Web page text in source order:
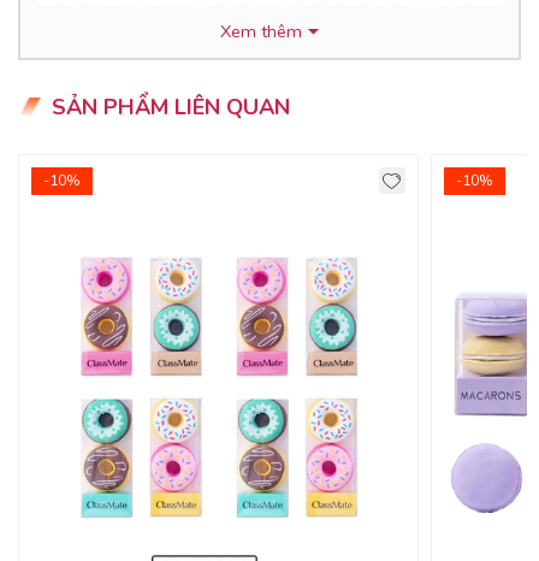
sạch các vết chì đen mà không gây rách giấy, không làm
- Thiết kế lớn hơn cho thời gian sử dụng lâu hơn.
- Được bọc một lớp giấy chắc chắn bảo vệ bên ngoài để
- Là sản phẩm được yêu thích và tin dùng trong học tập và
trong văn phòng.
- Chất liệu an toàn tuyệt đối kể cả với trẻ em.
HƯỚNG DẪN BẢO QUẢN
- Cất tẩy vào hộp sau khi sử dụng.
- Để tẩy ở nơi khô ráo.
- Khi sử dụng chỉ cần tẩy nhẹ nhàng.
Xem thêm
SẢN PHẨM LIÊN QUAN
-10% -10%